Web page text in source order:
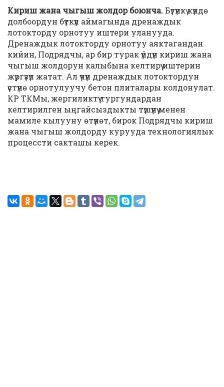
Кириш жана чыгыш жолдор боюнча.Бүгүнкү күндө
долбоордун бүткүл аймагында дренаждык
лотокторду орнотуу иштери уланууда.
Дренаждык лотокторду орнотуу аяктагандан
кийин, Подрядчы, ар бир турак үйдүн кириш жана
чыгыш жолдорун калыбына келтирүү иштерин
жүргүзүп жатат. Ал үчүн дренаждык лотоктордун
үстүнө орнотулуучу бетон плиталары колдонулат.
КР ТКМы, жергиликтүү тургундардан
келтирилген ыңгайсыздыкты түшүнүү менен
мамиле кылууну өтүнөт, бирок Подрядчы кириш
жана чыгыш жолдорду курууда технологиялык
процессти сакташы керек.